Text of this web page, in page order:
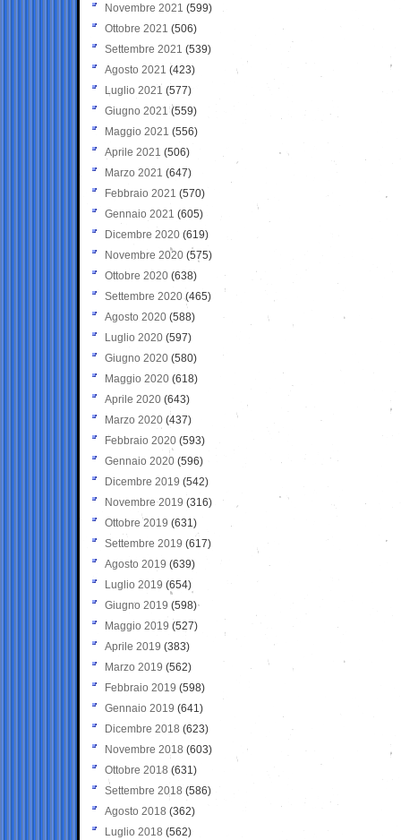
Novembre 2021 (599)
Ottobre 2021 (506)
Settembre 2021 (539)
Agosto 2021 (423)
Luglio 2021 (577)
Giugno 2021(559)
Maggio 2021 (556)
Aprile 2021 (506)
Marzo 2021 (647)
Febbraio 2021 (570)
Gennaio 2021 (605)
Dicembre 2020 (619)
Novembre 2020 (575)
Ottobre 2020 (638)
Settembre 2020(465)
Agosto 2020 (588)
Luglio 2020 (597)
Giugno 2020 (580)
Maggio 2020 (618)
Aprile 2020 (643)
Marzo 2020 (437)
Febbraio 2020 (593)
Gennaio 2020 (596)
Dicembre 2019 (542)
Novembre 2019 (316)
Ottobre 2019 (631)
Settembre 2019 (617)
Agosto 2019 (639)
Luglio 2019 (654)
Giugno 2019 (598)
Maggio 2019 (527)
Aprile 2019 (383)
Marzo 2019 (562)
Febbraio 2019 (598)
Gennaio 2019 (641)
Dicembre 2018 (623)
Novembre 2018 (603)
Ottobre 2018 (631)
Settembre 2018 (586)
Agosto 2018 (362)
Luglio 2018 (562)